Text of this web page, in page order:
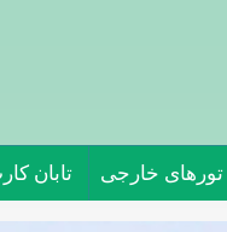
تورهای خارجی تابان